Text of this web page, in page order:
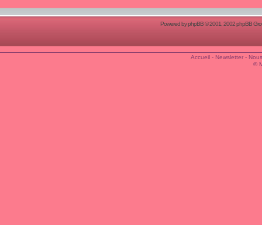
Powered byphpBB© 2001, 2002 phpBB
Accueil- Newsletter-
©